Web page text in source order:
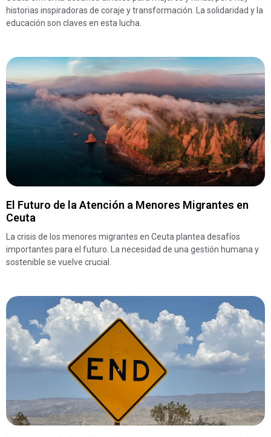
historias inspiradoras de coraje y transformación. La solidaridad y la
educación son claves en esta lucha.
El Futuro de la Atención a Menores Migrantes en
Ceuta
La crisis de los menores migrantes en Ceuta plantea desafíos
importantes para el futuro. La necesidad de una gestión humana y
sostenible se vuelve crucial.